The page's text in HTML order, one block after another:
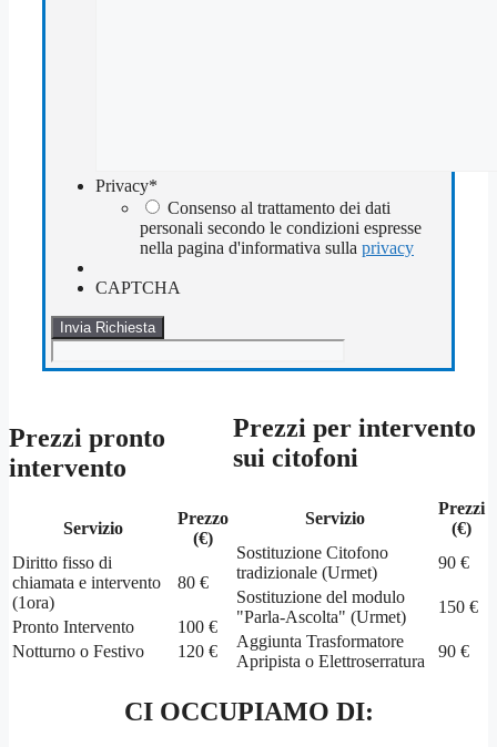
Privacy*
Consenso al trattamento dei dati
personali secondo le condizioni espresse
nella pagina d'informativa sulla privacy
CAPTCHA
Prezzi pronto
intervento
Servizio
Prezzo
(€)
Diritto fisso di
chiamata e intervento
(1ora)
80 €
Pronto Intervento
100 €
Notturno o Festivo
120 €
Prezzi per intervento
sui citofoni
Servizio
Prezzi
(€)
Sostituzione Citofono
tradizionale (Urmet)
90 €
Sostituzione del modulo
"Parla-Ascolta" (Urmet)
150 €
Aggiunta Trasformatore
Apripista o Elettroserratura
90 €
CI OCCUPIAMO DI: